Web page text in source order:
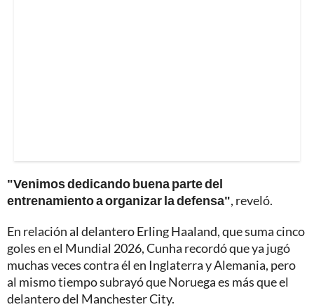
"Venimos dedicando buena parte del
entrenamiento a organizar la defensa", reveló.
En relación al delantero Erling Haaland, que suma cinco
goles en el Mundial 2026, Cunha recordó que ya jugó
muchas veces contra él en Inglaterra y Alemania, pero
al mismo tiempo subrayó que Noruega es más que el
delantero del Manchester City.